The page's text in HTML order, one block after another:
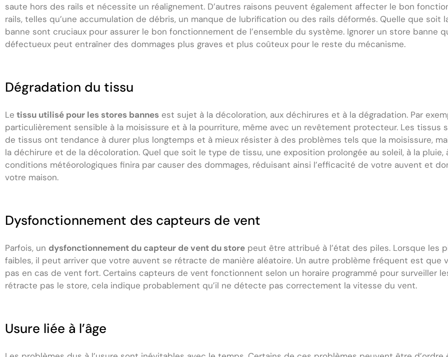
saute hors des rails et nécessite un réalignement. D’autres raisons peuvent également affecter le bon
rails, telles qu’une accumulation de débris, un manque de lubrification ou des rails déformés. Quelle que soit
banne sont cruciaux pour assurer le bon fonctionnement de l’ensemble du système. Ignorer un store banne
défectueux peut entraîner des dommages plus graves et plus coûteux pour le reste du mécanisme.
Dégradation du tissu
Le tissu utilisé pour les stores bannes est sujet à la décoloration, aux déchirures et à la dégradation. Par
particulièrement sensible à la moisissure et à la pourriture, même avec un revêtement protecteur. Les tissus
de tissus ont tendance à durer plus longtemps et à mieux résister à des problèmes tels que la moisissure,
la déchirure et de la décoloration. Quel que soit le type de tissu, une exposition prolongée au soleil, à la pluie,
conditions météorologiques finira par causer des dommages, réduisant ainsi l’efficacité de votre auvent et
votre maison.
Dysfonctionnement des capteurs de vent
Parfois, un dysfonctionnement du capteur de vent du store peut être attribué à l’état des piles. Lorsque les
faibles, il peut arriver que votre auvent se rétracte de manière aléatoire. Un autre problème fréquent est que
pas en cas de vent fort. Certains capteurs de vent fonctionnent selon un horaire programmé pour surveiller
rétracte pas le store, cela indique probablement qu’il ne détecte pas correctement la vitesse du vent.
Usure liée à l’âge